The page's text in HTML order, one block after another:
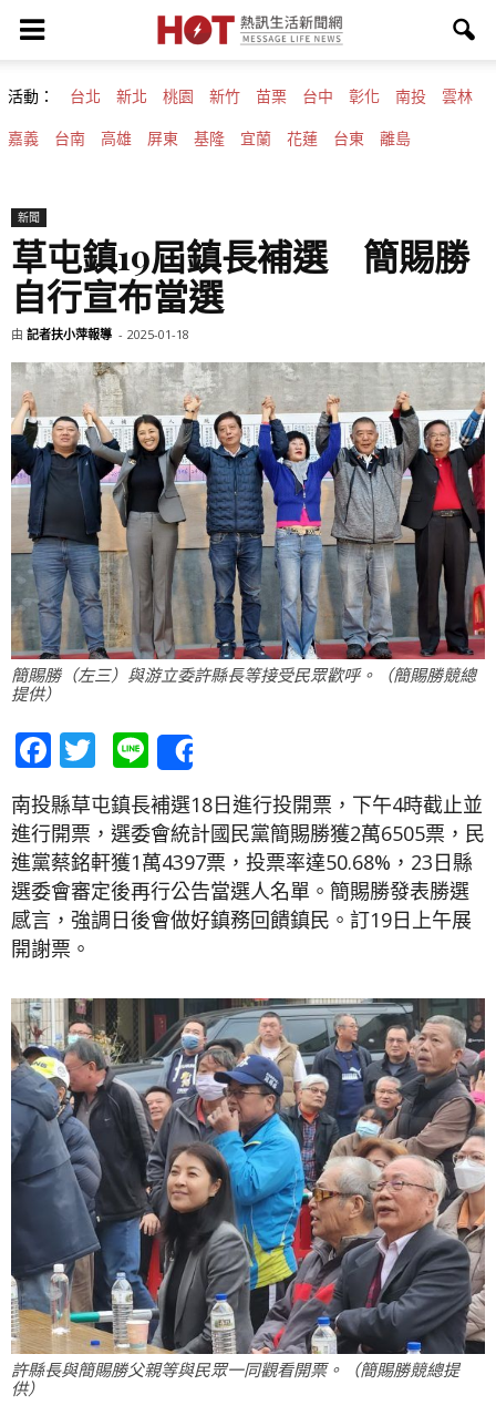
活動： 台北 新北 桃園 新竹 苗栗 台中 彰化 南投 雲林
嘉義 台南 高雄 屏東 基隆 宜蘭 花蓮 台東 離島
新聞
草屯鎮19屆鎮長補選 簡賜勝
自行宣布當選
由 記者扶小萍報導 - 2025-01-18
簡賜勝（左三）與游立委許縣長等接受民眾歡呼。（簡賜勝競總
提供）
Facebook
Twitter
Line
南投縣草屯鎮長補選18日進行投開票，下午4時截止並
進行開票，選委會統計國民黨簡賜勝獲2萬6505票，民
進黨蔡銘軒獲1萬4397票，投票率達50.68%，23日縣
選委會審定後再行公告當選人名單。簡賜勝發表勝選
感言，強調日後會做好鎮務回饋鎮民。訂19日上午展
開謝票。
許縣長與簡賜勝父親等與民眾一同觀看開票。（簡賜勝競總提
供）